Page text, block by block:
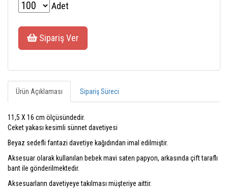
Adet
Sipariş Ver
Ürün Açıklaması Sipariş Süreci
11,5 X 16 cm ölçüsündedir.
Ceket yakası kesimli sünnet davetiyesi
Beyaz sedefli fantazi davetiye kağıdından imal edilmiştir.
Aksesuar olarak kullanılan bebek mavi saten papyon, arkasında çift taraflı
bant ile gönderilmektedir.
Aksesuarların davetiyeye takılması müşteriye aittir.